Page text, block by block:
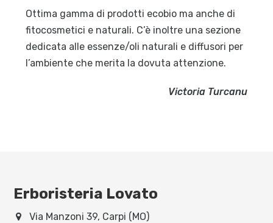
Ottima gamma di prodotti ecobio ma anche di
fitocosmetici e naturali. C’è inoltre una sezione
dedicata alle essenze/oli naturali e diffusori per
l’ambiente che merita la dovuta attenzione.
Victoria Turcanu
Erboristeria Lovato
Via Manzoni 39, Carpi (MO)